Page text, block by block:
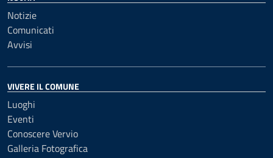
Notizie
Comunicati
Avvisi
VIVERE IL COMUNE
Luoghi
Eventi
Conoscere Vervio
Galleria Fotografica